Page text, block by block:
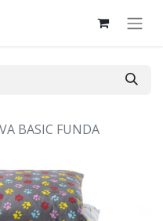
BASIC FUNDA